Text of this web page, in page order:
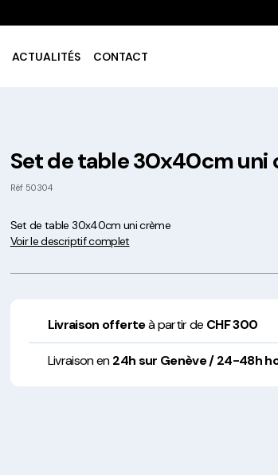
Gobelets à
Saladiers
en Europe
ACTUALITÉS CONTACT
Set de table 30x40cm uni
Réf 50304
Set de table 30x40cm uni crème
Voir le descriptif complet
Livraison offerteà partir de CHF 300
Livraison en24h sur Genève / 24-48h